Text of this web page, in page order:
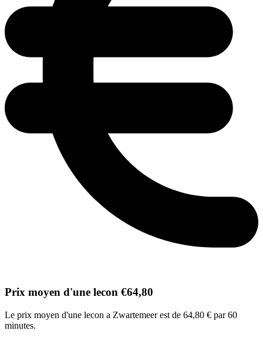
Prix moyen d'une lecon €64,80
Le prix moyen d'une lecon a Zwartemeer est de 64,80 € par 60
minutes.